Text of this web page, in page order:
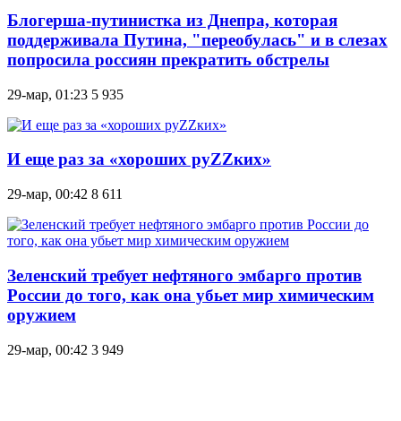
Блогерша-путинистка из Днепра, которая
поддерживала Путина, "переобулась" и в слезах
попросила россиян прекратить обстрелы
29-мар, 01:23 5 935
И еще раз за «хороших руZZких»
29-мар, 00:42 8 611
Зеленский требует нефтяного эмбарго против
России до того, как она убьет мир химическим
оружием
29-мар, 00:42 3 949